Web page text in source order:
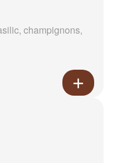
champignons,